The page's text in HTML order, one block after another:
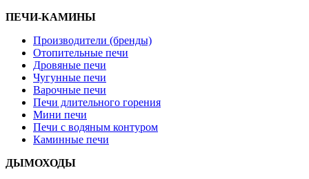
ПЕЧИ-КАМИНЫ
Производители (бренды)
Отопительные печи
Дровяные печи
Чугунные печи
Варочные печи
Печи длительного горения
Мини печи
Печи с водяным контуром
Каминные печи
ДЫМОХОДЫ